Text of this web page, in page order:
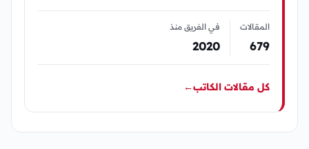
المقالات
679
في الفريق منذ
2020
كل مقالات الكاتب←